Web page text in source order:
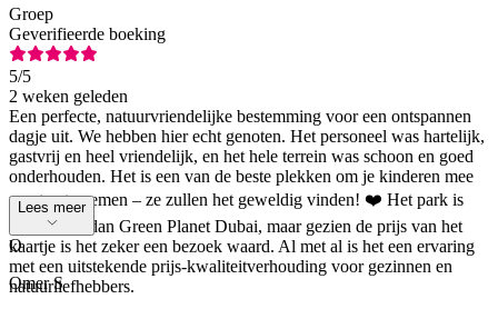
Groep
Geverifieerde boeking
5/5
2 weken geleden
Een perfecte, natuurvriendelijke bestemming voor een ontspannen
dagje uit. We hebben hier echt genoten. Het personeel was hartelijk,
gastvrij en heel vriendelijk, en het hele terrein was schoon en goed
onderhouden. Het is een van de beste plekken om je kinderen mee
naartoe te nemen – ze zullen het geweldig vinden! ❤️ Het park is
iets kleiner dan Green Planet Dubai, maar gezien de prijs van het
kaartje is het zeker een bezoek waard. Al met al is het een ervaring
met een uitstekende prijs-kwaliteitverhouding voor gezinnen en
natuurliefhebbers.
Lees meer
O
Omer S